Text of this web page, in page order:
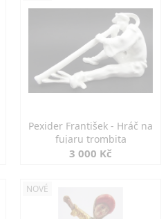
Pexider František - Hráč na
fujaru trombita
3 000 Kč
NOVÉ